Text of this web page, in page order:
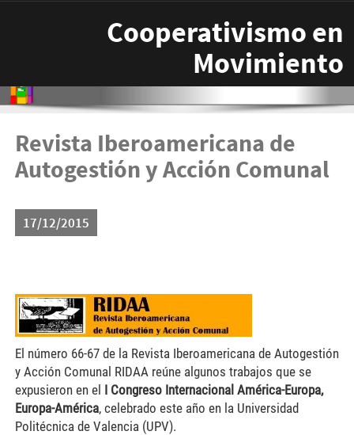
Cooperativismo en
Movimiento
Revista Iberoamericana de
Autogestión y Acción Comunal
17/12/2015
pageheadertitleimage_es_es-
300x54.jpg
El número 66-67 de la Revista Iberoamericana de Autogestión
y Acción Comunal RIDAA reúne algunos trabajos que se
expusieron en el I Congreso Internacional América-Europa,
Europa-América, celebrado este año en la Universidad
Politécnica de Valencia (UPV).